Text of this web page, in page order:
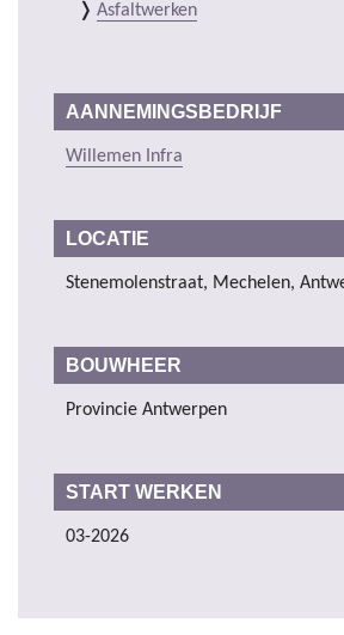
Asfaltwerken
AANNEMINGSBEDRIJF
Willemen Infra
LOCATIE
Stenemolenstraat, Mechelen,
BOUWHEER
Provincie Antwerpen
START WERKEN
03-2026